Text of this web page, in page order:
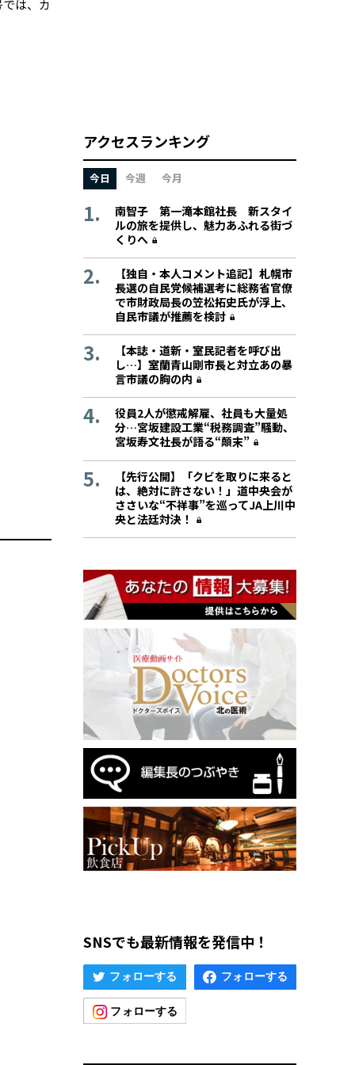
は、カ
アクセスランキング
今日 今週 今月
南智子 第一滝本館社長 新スタイ
ルの旅を提供し、魅力あふれる街づ
くりへ
【独自・本人コメント追記】札幌市
長選の自民党候補選考に総務省官僚
で市財政局長の笠松拓史氏が浮上、
自民市議が推薦を検討
【本誌・道新・室民記者を呼び出
し…】室蘭青山剛市長と対立あの暴
言市議の胸の内
役員2人が懲戒解雇、社員も大量処
分…宮坂建設工業“税務調査”騒動、
宮坂寿文社長が語る“顛末”
【先行公開】「クビを取りに来ると
は、絶対に許さない！」道中央会が
ささいな“不祥事”を巡ってJA上川中
央と法廷対決！
SNSでも最新情報を発信中！